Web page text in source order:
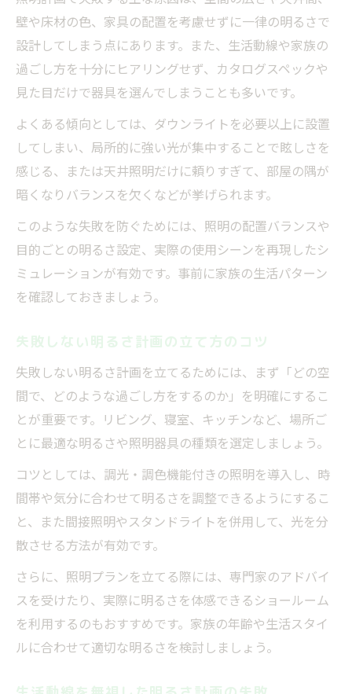
壁や床材の色、家具の配置を考慮せずに一律の明るさで
設計してしまう点にあります。また、生活動線や家族の
過ごし方を十分にヒアリングせず、カタログスペックや
見た目だけで器具を選んでしまうことも多いです。
よくある傾向としては、ダウンライトを必要以上に設置
してしまい、局所的に強い光が集中することで眩しさを
感じる、または天井照明だけに頼りすぎて、部屋の隅が
暗くなりバランスを欠くなどが挙げられます。
このような失敗を防ぐためには、照明の配置バランスや
目的ごとの明るさ設定、実際の使用シーンを再現したシ
ミュレーションが有効です。事前に家族の生活パターン
を確認しておきましょう。
失敗しない明るさ計画の立て方のコツ
失敗しない明るさ計画を立てるためには、まず「どの空
間で、どのような過ごし方をするのか」を明確にするこ
とが重要です。リビング、寝室、キッチンなど、場所ご
とに最適な明るさや照明器具の種類を選定しましょう。
コツとしては、調光・調色機能付きの照明を導入し、時
間帯や気分に合わせて明るさを調整できるようにするこ
と、また間接照明やスタンドライトを併用して、光を分
散させる方法が有効です。
さらに、照明プランを立てる際には、専門家のアドバイ
スを受けたり、実際に明るさを体感できるショールーム
を利用するのもおすすめです。家族の年齢や生活スタイ
ルに合わせて適切な明るさを検討しましょう。